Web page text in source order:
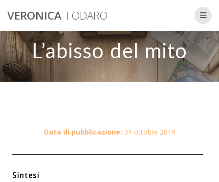
VERONICA TODARO
L’abisso del mito
Data di pubblicazione: 31 ottobre 2019
Sintesi